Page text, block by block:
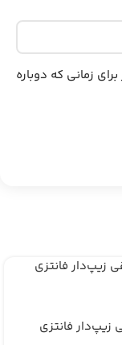
زمانی که دوباره
زیپ‌دار فانتزی